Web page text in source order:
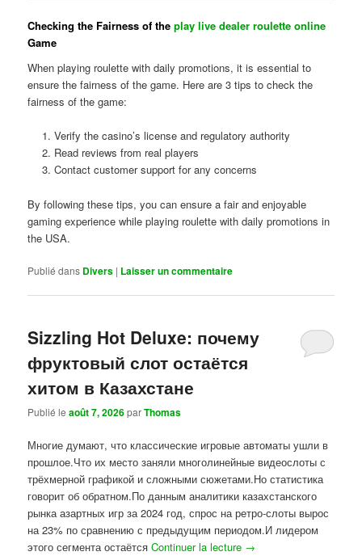
Checking the Fairness of theplay live dealer roulette online
Game
When playing roulette with daily promotions, it is essential to
ensure the fairness of the game. Here are 3 tips to check the
fairness of the game:
Verify the casino’s license and regulatory authority
Read reviews from real players
Contact customer support for any concerns
By following these tips, you can ensure a fair and enjoyable
gaming experience while playing roulette with daily promotions in
the USA.
Publié dans Divers | Laisser un commentaire
Sizzling Hot Deluxe: почему
фруктовый слот остаётся
хитом в Казахстане
Publié leaoût 7, 2026parThomas
Многие думают, что классические игровые автоматы ушли в
прошлое.Что их место заняли многолинейные видеослоты с
трёхмерной графикой и сложными сюжетами.Но статистика
говорит об обратном.По данным аналитики казахстанского
рынка азартных игр за 2024 год, спрос на ретро-слоты вырос
на 23% по сравнению с предыдущим периодом.И лидером
этого сегмента остаётсяContinuer la lecture →